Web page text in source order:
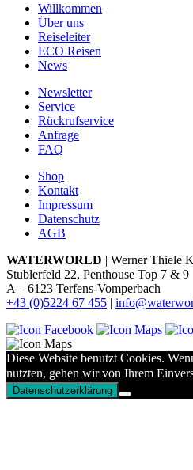
Willkommen
Über uns
Reiseleiter
ECO Reisen
News
Newsletter
Service
Rückrufservice
Anfrage
FAQ
Shop
Kontakt
Impressum
Datenschutz
AGB
WATERWORLD | Werner Thiele
Stublerfeld 22, Penthouse Top 7 & 9
A – 6123 Terfens-Vomperbach
+43 (0)5224 67 455 |
Diese Website benutzt Cookies.
nutzten, gehen wir von Ihrem
Datenschutzerklärung